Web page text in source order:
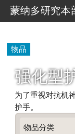
蒙纳多研究本
物品
强化型
为了重视对抗机
护手。
物品分类